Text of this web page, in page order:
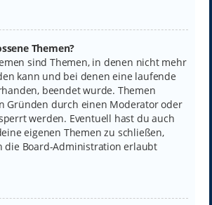
Themen?
sind Themen, in denen nicht mehr
kann und bei denen eine laufende
beendet wurde. Themen
Gründen durch einen Moderator oder
werden. Eventuell hast du auch
eigenen Themen zu schließen,
die Board-Administration erlaubt